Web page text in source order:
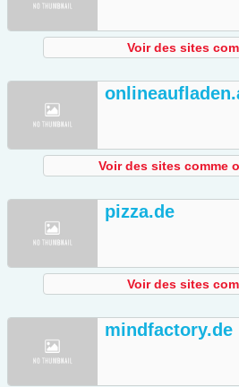
Voir des sites
Voir des sites comme
pizza.de
Voir des sites
mindfactory.de